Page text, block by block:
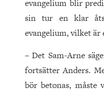
evangelium blir
sin tur en klar
evangelium, vilket är
– Det Sam-Arne
fortsätter Anders.
bör betonas, måste